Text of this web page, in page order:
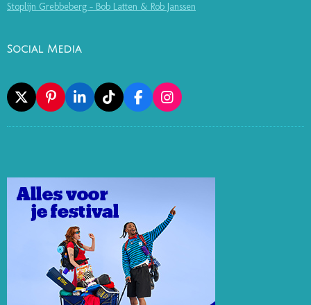
Stoplijn Grebbeberg - Bob Latten & Rob Janssen
Social Media
X
P
I
N
E
S
T
L
I
N
I
N
T
I
K
F
A
C
O
I
N
S
R
M